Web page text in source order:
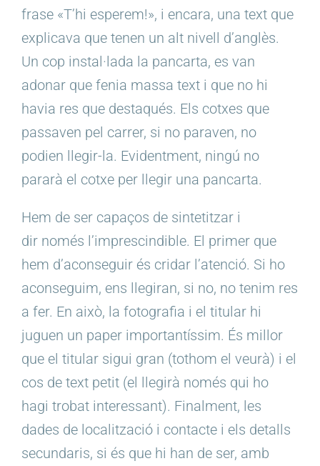
frase «T’hi esperem!», i encara, una text que
explicava que tenen un alt nivell d’anglès.
Un cop instal·lada la pancarta, es van
adonar que fenia massa text i que no hi
havia res que destaqués. Els cotxes que
passaven pel carrer, si no paraven, no
podien llegir-la. Evidentment, ningú no
pararà el cotxe per llegir una pancarta.
Hem de ser capaços de sintetitzar i
dir només l’imprescindible. El primer que
hem d’aconseguir és cridar l’atenció. Si ho
aconseguim, ens llegiran, si no, no tenim res
a fer. En això, la fotografia i el titular hi
juguen un paper importantíssim. És millor
que el titular sigui gran (tothom el veurà) i el
cos de text petit (el llegirà només qui ho
hagi trobat interessant). Finalment, les
dades de localització i contacte i els detalls
secundaris, si és que hi han de ser, amb